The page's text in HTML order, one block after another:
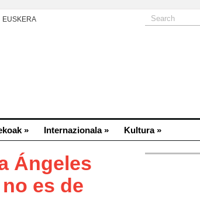
EUSKERA
» Internazionala» Kultura»
Ángeles
es de